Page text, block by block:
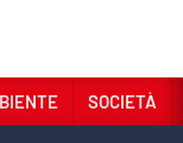
SOCIETÀ